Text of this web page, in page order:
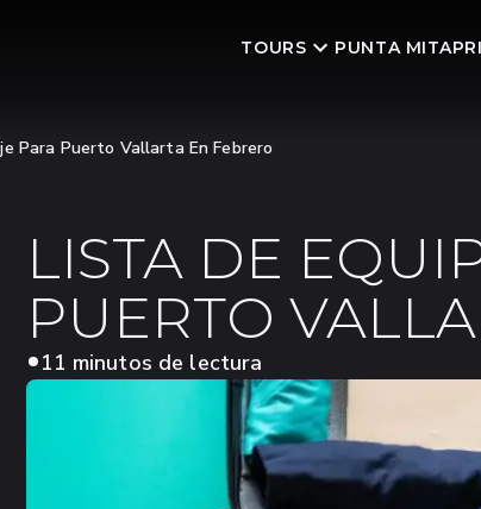
TOURS PUNTA MITA
Para Puerto Vallarta En Febrero
LISTA DE
PUERTO
11 minutos de lectura